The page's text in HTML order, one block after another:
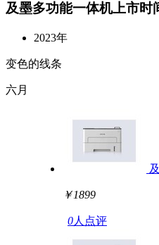
及墨多功能一体机上市时
2023年
变色的线条
六月
￥1899
0人点评